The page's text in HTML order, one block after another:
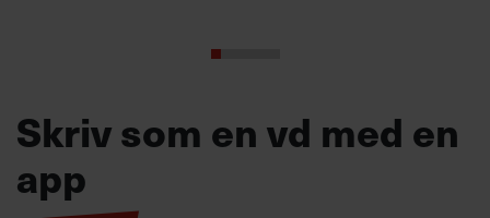
Skriv som en vd med en
app